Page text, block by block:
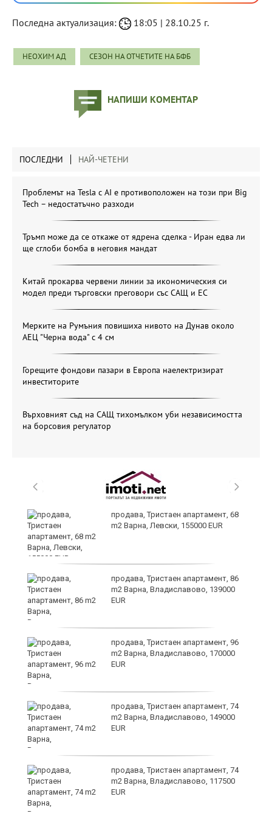
Последна актуализация: 18:05 | 28.10.25 г.
НЕОХИМ АД СЕЗОН НА ОТЧЕТИТЕ НА БФБ
НАПИШИ КОМЕНТАР
ПОСЛЕДНИ НАЙ-ЧЕТЕНИ
Проблемът на Tesla с AI е противоположен на този при Big
Tech – недостатъчно разходи
Тръмп може да се откаже от ядрена сделка - Иран едва ли
ще сглоби бомба в неговия мандат
Китай прокарва червени линии за икономическия си
модел преди търговски преговори със САЩ и ЕС
Мерките на Румъния повишиха нивото на Дунав около
АЕЦ "Черна вода" с 4 см
Горещите фондови пазари в Европа наелектризират
инвеститорите
Върховният съд на САЩ тихомълком уби независимостта
на борсовия регулатор
продава, Тристаен апартамент, 68
m2 Варна, Левски, 155000 EUR
продава, Тристаен апартамент, 86
m2 Варна, Владиславово, 139000
EUR
продава, Тристаен апартамент, 96
m2 Варна, Владиславово, 170000
EUR
продава, Тристаен апартамент, 74
m2 Варна, Владиславово, 149000
EUR
продава, Тристаен апартамент, 74
m2 Варна, Владиславово, 117500
EUR